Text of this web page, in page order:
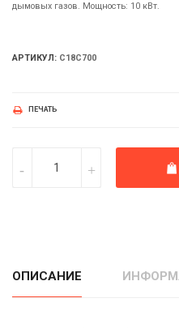
дымовых газов. Мощность: 10 кВт.
АРТИКУЛ: С18C700
ПЕЧАТЬ
ОПИСАНИЕ